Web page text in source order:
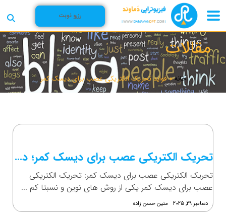
رزرو نوبت
مقالات
خانه»فواید تحریک الکتریکی عصب برای دیسک کمر
تحریک الکتریکی عصب برای دیسک کمر؛ درمانی نوین!
تحریک الکتریکی عصب برای دیسک کمر: تحریک الکتریکی
عصب برای دیسک کمر یکی از روش های نوین و نسبتا کم ...
دسامبر ۲۹, ۲۰۲۵ متین حسن زاده